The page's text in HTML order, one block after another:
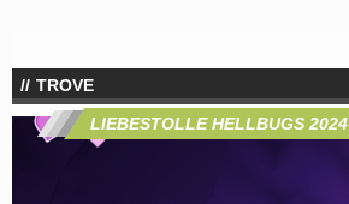
TROVE
LIEBESTOLLE HELLBUGS 2024